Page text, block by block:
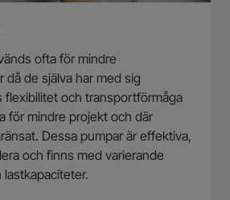
ofta för mindre
då de själva har med sig
flexibilitet och transportförmåga
för mindre projekt och där
Dessa pumpar är effektiva,
och finns med varierande